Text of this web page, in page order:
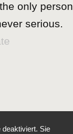
only person
serious.
Sie